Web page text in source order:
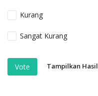
Kurang
Sangat Kurang
Vote Tampilkan Hasil